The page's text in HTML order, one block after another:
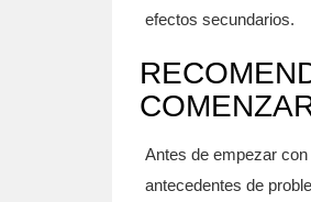
efectos secundarios.
Antes de empezar
antecedentes de